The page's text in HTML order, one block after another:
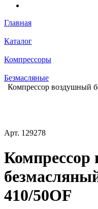
Главная
Каталог
Компрессоры
Безмасляные
Компрессор воздушный
Арт. 129278
410/50OF